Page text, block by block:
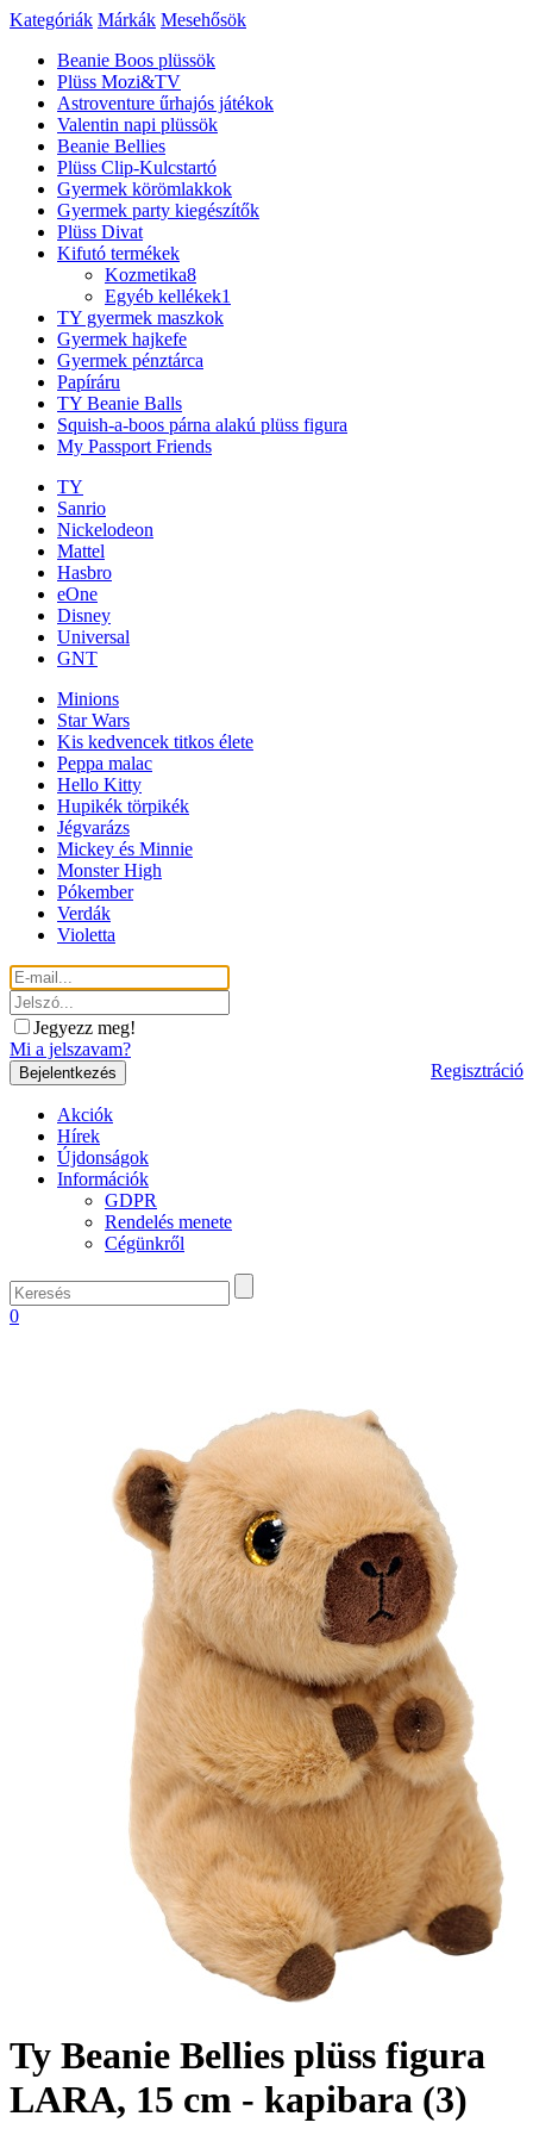
Kategóriák Márkák Mesehősök
Beanie Boos plüssök
Plüss Mozi&TV
Astroventure űrhajós játékok
Valentin napi plüssök
Beanie Bellies
Plüss Clip-Kulcstartó
Gyermek körömlakkok
Gyermek party kiegészítők
Plüss Divat
Kifutó termékek
Kozmetika8
Egyéb kellékek1
TY gyermek maszkok
Gyermek hajkefe
Gyermek pénztárca
Papíráru
TY Beanie Balls
Squish-a-boos párna alakú plüss figura
My Passport Friends
TY
Sanrio
Nickelodeon
Mattel
Hasbro
eOne
Disney
Universal
GNT
Minions
Star Wars
Kis kedvencek titkos élete
Peppa malac
Hello Kitty
Hupikék törpikék
Jégvarázs
Mickey és Minnie
Monster High
Pókember
Verdák
Violetta
Jegyezz meg!
Mi a jelszavam?
Regisztráció
Akciók
Hírek
Újdonságok
Információk
GDPR
Rendelés menete
Cégünkről
0
Ty Beanie Bellies plüss figura
LARA, 15 cm - kapibara (3)